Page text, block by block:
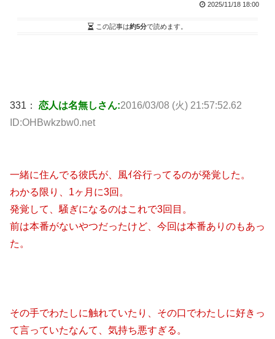
2025/11/18 18:00
この記事は約5分で読めます。
331： 恋人は名無しさん:2016/03/08 (火) 21:57:52.62
ID:OHBwkzbw0.net
一緒に住んでる彼氏が、風ｲ谷行ってるのが発覚した。
わかる限り、1ヶ月に3回。
発覚して、騒ぎになるのはこれで3回目。
前は本番がないやつだったけど、今回は本番ありのもあっ
た。
その手でわたしに触れていたり、その口でわたしに好きっ
て言っていたなんて、気持ち悪すぎる。